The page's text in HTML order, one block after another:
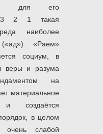
для его
3 2 1 такая
наиболее
(«ад»). «Раем»
социум, в
веры и разума
на
материальное
и создаётся
в целом
очень слабой